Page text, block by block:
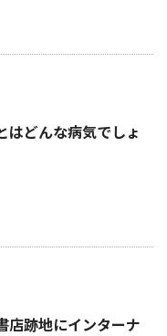
どんな病気でしょ
店跡地にインターナ